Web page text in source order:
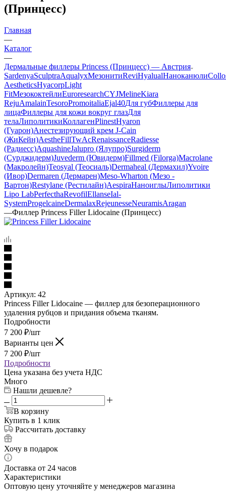
(Принцесс)
Главная
—
Каталог
—
Дермальные филлеры Princess (Принцесс) — Австрия
SardenyaSculptraAqualyxМезонитиReviHyalualНаноканюли
AestheticsHyacorpLight
FitМезококтейлиEuroresearchCYJMelineKiara
RejuAmalainTesoroPromoitaliaEjal40Для губФиллеры для
лицаФиллеры для кожи вокруг глазДля
телаЛиполитикиКоллагенPlinestHyaron
(Гуарон)Анестезирующий крем J-Cain
(ЖиКейн)AestheFillTwAcRenaissanceRadiesse
(Радиесс)AquashineJalupro (Ялупро)Surgiderm
(Сурджидерм)Juvederm (Ювидерм)Fillmed (Filorga)Macrolane
(Макролейн)Teosyal (Теосиаль)Dermaheal (Дермахил)Yvoire
(Ивор)Dermaren (Дермарен)Meso-Wharton (Мезо -
Вартон)Restylane (Рестилайн)AespiraНаноиглыЛиполитики
Lipo LabPerfecthaRevofilEllanseIal-
SystemProgelcaineDermalaxRejeunesseNeuramisAragan
—Филлер Princess Filler Lidocaine (Принцесс)
Артикул: 42
Princess Filler Lidocaine — филлер для безоперационного
удаления рубцов и придания объема тканям.
Подробности
7 200 ₽/шт
Варианты цен
7 200 ₽/шт
Подробности
Цена указана без учета НДС
Много
Нашли дешевле?
В корзину
Купить в 1 клик
Рассчитать доставку
Хочу в подарок
Доставка от 24 часов
Характеристики
Оптовую цену уточняйте у менеджеров магазина